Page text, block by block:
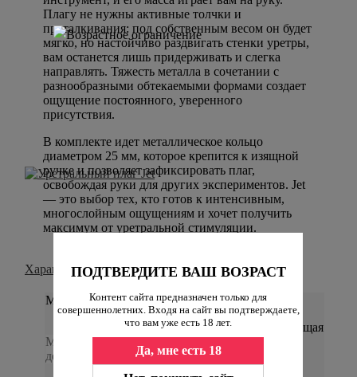
ПОДТВЕРДИТЕ ВАШ ВОЗРАСТ
Контент сайта предназначен только для
совершеннолетних. Входя на сайт вы подтверждаете,
что вам уже есть 18 лет.
Да, мне есть 18
Плагу не нужны активные толчки и
проталкивания: под собственным весом он будет
мягко, но настойчиво раздвигать стенки уретры,
вам останется лишь придерживать и слегка
направлять. Тяжесть металла в сочетании с
разнообразными обтекаемыми формами создает
ощущение постоянного, уверенного
присутствия.
В комплекте идет металлическое кольцо
диаметром 25 мм, которое крепится к изящной
ручке и позволяет зафиксировать плаг,
освобождая руки для других экспериментов. Jet
— это выбор тех, кто готов к интенсивным,
многослойным ощущениям и хочет получить
максимум от уретральной стимуляции.
Характеристики
Материал
Материал, из которого изготовлен
девайс.
нержавеющая
сталь